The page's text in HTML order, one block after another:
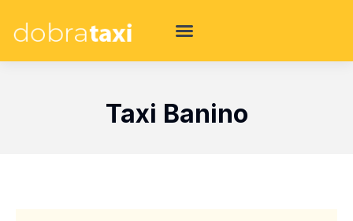
Taxi Banino